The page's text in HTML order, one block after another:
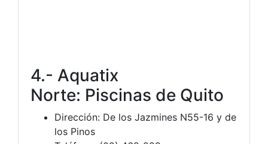
4.- Aquatix
Norte: Piscinas de Quito
Dirección: De los Jazmines N55-16 y de
los Pinos